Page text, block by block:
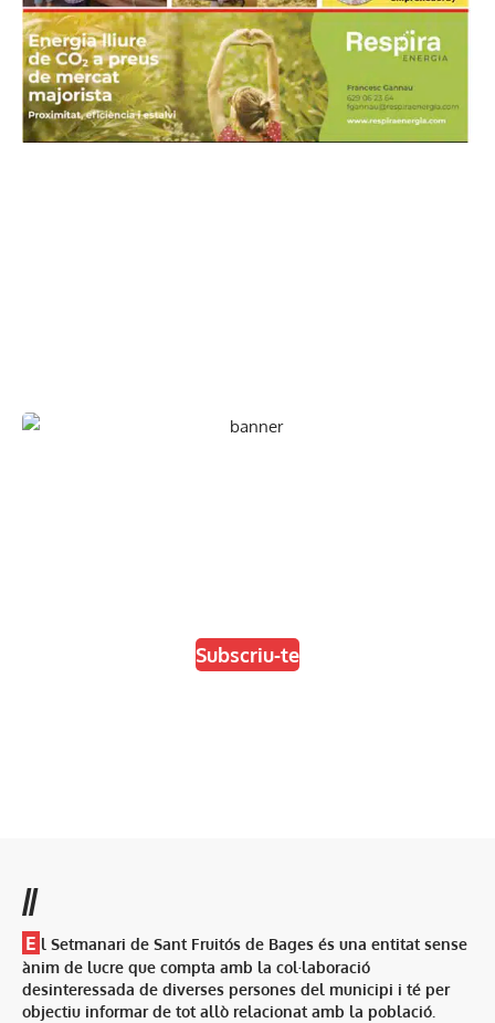
Subscriu-te
//
E l Setmanari de Sant Fruitós de Bages és una entitat sense
ànim de lucre que compta amb la col·laboració
desinteressada de diverses persones del municipi i té per
objectiu informar de tot allò relacionat amb la població.